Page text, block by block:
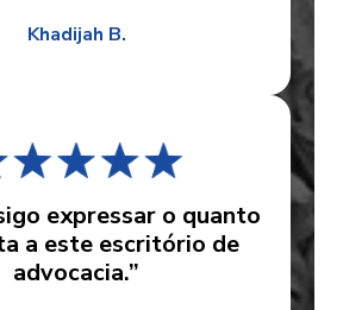
Khadijah B.
expressar o quanto
a este escritório de
advocacia.”